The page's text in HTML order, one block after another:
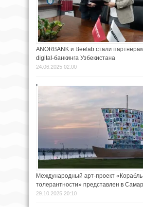
ANORBANK и Beelab стали
digital-банкинга Узбекистана
24.06.2025 02:00
Международный арт-проект «Корабль
толерантности» представлен в
29.10.2025 20:10